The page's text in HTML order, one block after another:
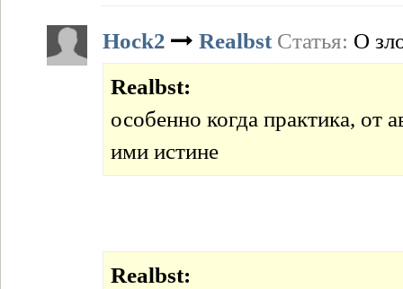
Hock2 Realbst Статья: О
Realbst:
особенно когда практика, от
ими истине
Realbst: